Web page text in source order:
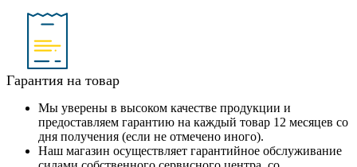
Гарантия на товар
Мы уверены в высоком качестве продукции и
предоставляем гарантию на каждый товар 12 месяцев со
дня получения (если не отмечено иного).
Наш магазин осуществляет гарантийное обслуживание